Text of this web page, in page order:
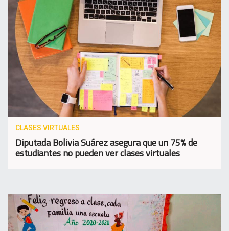
CLASES VIRTUALES
Diputada Bolivia Suárez asegura que un 75% de
estudiantes no pueden ver clases virtuales